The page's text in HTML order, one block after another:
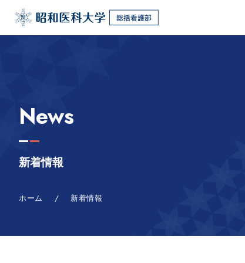
News
新着情報
ホーム / 新着情報